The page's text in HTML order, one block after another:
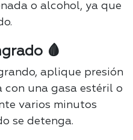
o alcohol, ya que
🩸
aplique presión
con una gasa estéril o
varios minutos
se detenga.